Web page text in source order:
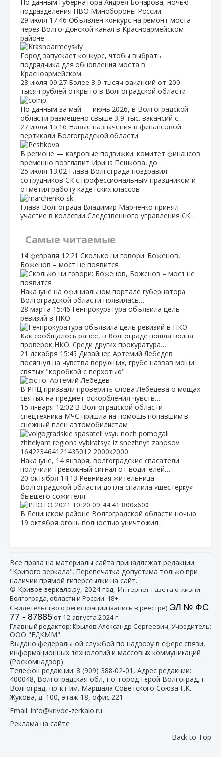
По данным губернатора Андрея Бочарова, ночью
подразделения ПВО Минобороны России…
29 июля 17:46 Объявлен конкурс на ремонт моста
через Волго‑Донской канал в Красноармейском
районе
Город запускает конкурс, чтобы выбрать
подрядчика для обновления моста в
Красноармейском…
28 июля 09:27 Более 3,9 тысяч вакансий от 200
тысяч рублей открыто в Волгоградской области
По данным за май — июнь 2026, в Волгоградской
области размещено свыше 3,9 тыс. вакансий с…
27 июля 15:16 Новые назначения в финансовой
вертикали Волгоградской области
В регионе — кадровые подвижки: комитет финансов
временно возглавит Ирина Пешкова, до…
25 июля 13:02 Глава Волгограда поздравил
сотрудников СК с профессиональным праздником и
отметил работу кадетских классов
Глава Волгограда Владимир Марченко принял
участие в коллегии Следственного управления СК…
Самые читаемые
14 февраля 12:21 Сколько ни говори: Боженов,
Боженов – мост не появится
Накануне на официальном портале губернатора
Волгоградской области появилась…
28 марта 15:46 Генпрокуратура объявила цель
ревизий в НКО
Как сообщалось ранее, в Волгограде пошла волна
проверок НКО. Среди других прокуратура…
21 декабря 15:45 Дизайнер Артемий Лебедев
посягнул на чувства верующих, грубо назвав мощи
святых "коробкой с перхотью"
В РПЦ призвали проверить слова Лебедева о мощах
святых на предмет оскорбления чувств…
15 января 12:02 В Волгоградской области
спецтехника МЧС пришла на помощь попавшим в
снежный плен автомобилистам
Накануне, 14 января, волгоградские спасатели
получили тревожный сигнал от водителей…
20 октября 14:13 Ревнивая жительница
Волгоградской области дотла спалила «шестерку»
бывшего сожителя
В Ленинском районе Волгоградской области ночью
19 октября огонь полностью уничтожил…
Все права на материалы сайта принадлежат редакции
"Кривого зеркала". Перепечатка допустима только при
наличии прямой гиперссылки на сайт.
© Кривое зеркало.ру, 2024 год, Интернет-газета о жизни
Волгограда, области и России. 18+
Свидетельство о регистрации (запись в реестре) ЭЛ № ФС
77 - 87885от 12 августа 2024 г.
Главный редактор: Крылов Александр Сергеевич, Учредитель:
ООО "ЕДКММ"
Выдано федеральной службой по надзору в сфере связи,
информационных технологий и массовых коммуникаций
(Роскомнадзор)
Телефон редакции: 8 (909) 388-02-01 , Адрес редакции:
400048, Волгоградская обл, г.о. город-герой Волгоград, г
Волгоград, пр-кт им. Маршала Советского Союза Г.К.
Жукова, д. 100, этаж 18, офис 221
Email: info@krivoe-zerkalo.ru
Реклама на сайте
Back to Top